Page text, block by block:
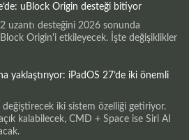
uBlock Origin desteği bitiyor
uzantı desteğini 2026 sonunda
Origin'i etkileyecek. İşte değişiklikler
yaklaştırıyor: iPadOS 27’de iki önemli
değiştirecek iki sistem özelliği getiriyor.
kalabilecek, CMD + Space ise Siri AI